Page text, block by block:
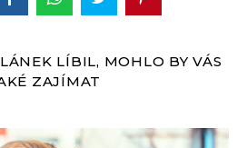
LÍBIL, MOHLO BY VÁS
ZAJÍMAT